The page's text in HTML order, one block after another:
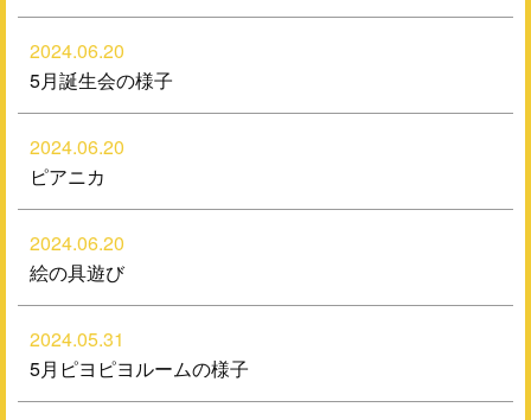
2024.06.20
5月誕生会の様子
2024.06.20
ピアニカ
2024.06.20
絵の具遊び
2024.05.31
5月ピヨピヨルームの様子